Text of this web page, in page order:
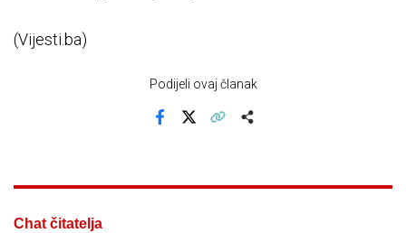
(Vijesti.ba)
Podijeli ovaj članak
Chat čitatelja